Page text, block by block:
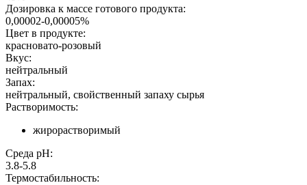
Дозировка к массе готового продукта:
0,00002-0,00005%
Цвет в продукте:
красновато-розовый
Вкус:
нейтральный
Запах:
нейтральный, свойственный запаху сырья
Растворимость:
жирорастворимый
Среда pH:
3.8-5.8
Термостабильность: